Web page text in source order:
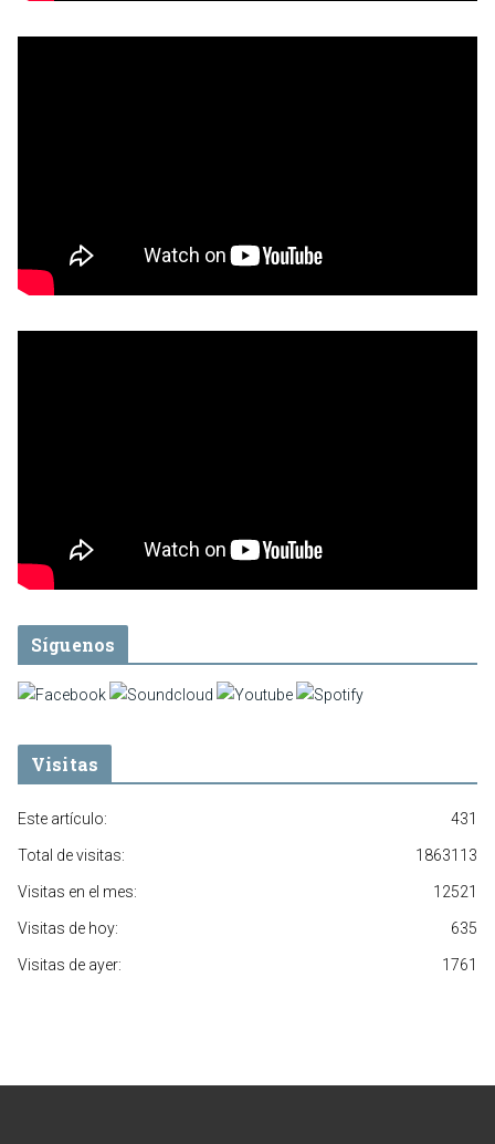
Síguenos
Visitas
431
Este artículo:
1863113
Total de visitas:
12521
Visitas en el mes:
635
Visitas de hoy:
1761
Visitas de ayer: